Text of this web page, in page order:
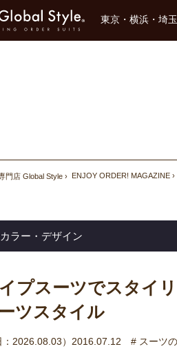
東京・横浜・埼
門店 Global Style ENJOY ORDER! MAGAZINE
ラー・デザイン
プスーツでスタイ
ツスタイル
：2026.08.03）2016.07.12 # スーツ